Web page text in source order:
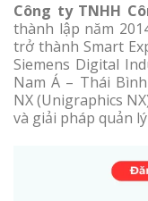
Công ty TNHH
thành lập năm
trở thành Smart
Siemens Digital
Nam Á – Thái
NX (Unigraphics
và giải pháp quản